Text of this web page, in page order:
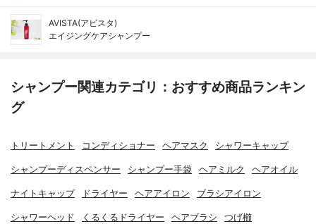
AVISTA(アビスタ)
エイジングケアシャンプー
シャンプー関連カテゴリ：おすすめ商品ランキン
グ
トリートメント コンディショナー ヘアマスク シャワーキャップ
シャンプーディスペンサー シャンプー手袋 ヘアミルク ヘアオイル
ナイトキャップ ドライヤー ヘアアイロン ブラシアイロン
シャワーヘッド くるくるドライヤー ヘアブラシ つげ櫛